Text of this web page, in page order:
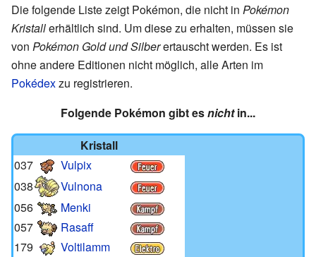
Die folgende Liste zeigt Pokémon, die nicht in Pokémon
Kristallerhältlich sind. Um diese zu erhalten, müssen sie
von Pokémon Gold und Silberertauscht werden. Es ist
ohne andere Editionen nicht möglich, alle Arten im
Pokédexzu registrieren.
Folgende Pokémon gibt esnichtin...
Kristall
037
Vulpix
038
Vulnona
056
Menki
057
Rasaff
179
Voltilamm